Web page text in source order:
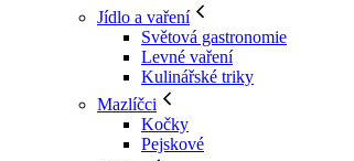
Jídlo a vaření
Světová gastronomie
Levné vaření
Kulinářské triky
Mazlíčci
Kočky
Pejskové